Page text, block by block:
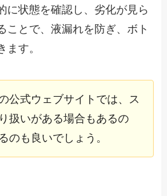
に状態を確認し、劣化が見ら
ことで、液漏れを防ぎ、ボト
ます。
公式ウェブサイトでは、ス
扱いがある場合もあるの
のも良いでしょう。